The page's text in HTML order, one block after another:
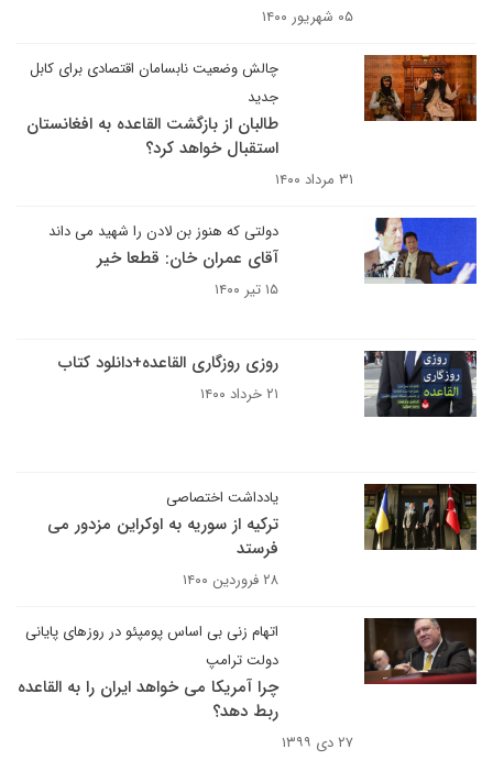
۰۵ شهریور ۱۴۰۰
چالش وضعیت نابسامان اقتصادی برای کابل
جدید
طالبان از بازگشت القاعده به افغانستان
استقبال خواهد کرد؟
۳۱ مرداد ۱۴۰۰
دولتی که هنوز بن لادن را شهید می داند
آقای عمران خان: قطعا خیر
۱۵ تیر ۱۴۰۰
روزی روزگاری القاعده+دانلود کتاب
۲۱ خرداد ۱۴۰۰
یادداشت اختصاصی
ترکیه از سوریه به اوکراین مزدور می
فرستد
۲۸ فروردین ۱۴۰۰
اتهام زنی بی اساس پومپئو در روزهای پایانی
دولت ترامپ
چرا آمریکا می خواهد ایران را به القاعده
ربط دهد؟
۲۷ دی ۱۳۹۹